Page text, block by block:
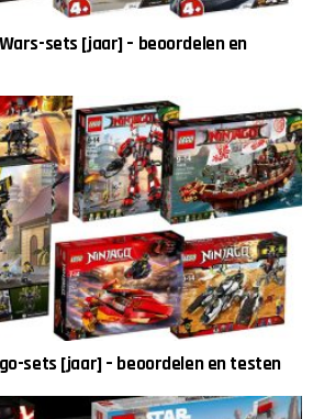
Wars-sets [jaar] – beoordelen en
sets [jaar] – beoordelen en testen